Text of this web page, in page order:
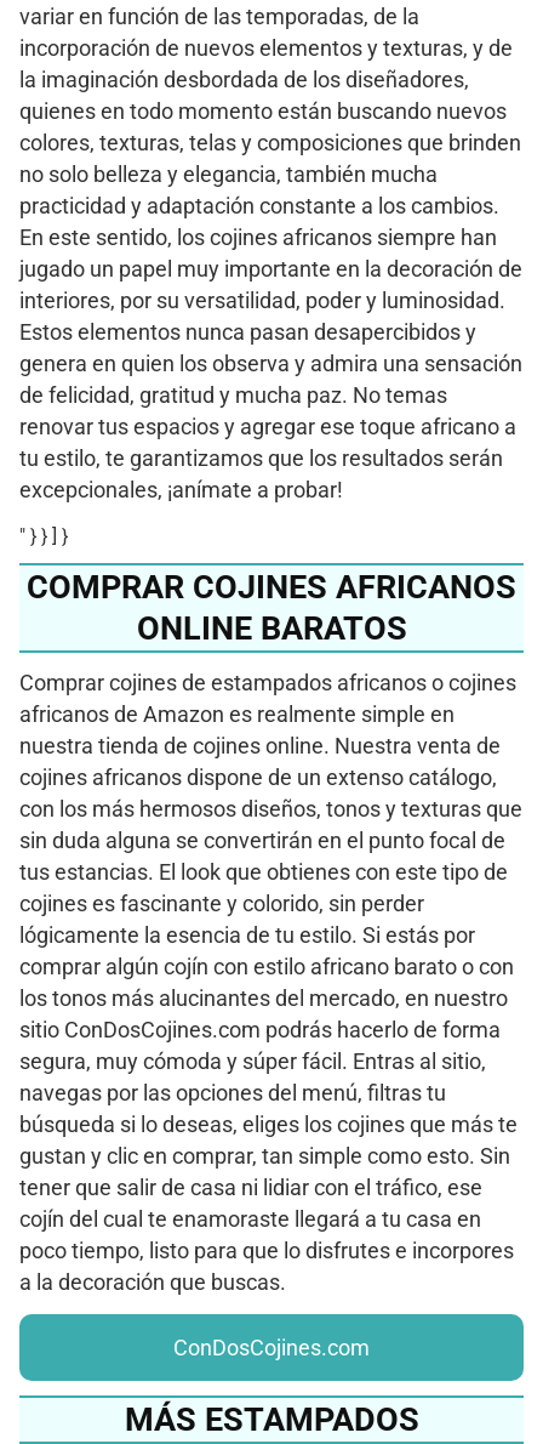
variar en función de las temporadas, de la
incorporación de nuevos elementos y texturas, y de
la imaginación desbordada de los diseñadores,
quienes en todo momento están buscando nuevos
colores, texturas, telas y composiciones que brinden
no solo belleza y elegancia, también mucha
practicidad y adaptación constante a los cambios.
En este sentido, los cojines africanos siempre han
jugado un papel muy importante en la decoración de
interiores, por su versatilidad, poder y luminosidad.
Estos elementos nunca pasan desapercibidos y
genera en quien los observa y admira una sensación
de felicidad, gratitud y mucha paz. No temas
renovar tus espacios y agregar ese toque africano a
tu estilo, te garantizamos que los resultados serán
excepcionales, ¡anímate a probar!
" } } ] }
COMPRAR COJINES AFRICANOS
ONLINE BARATOS
Comprar cojines de estampados africanos o cojines
africanos de Amazon es realmente simple en
nuestra tienda de cojines online. Nuestra venta de
cojines africanos dispone de un extenso catálogo,
con los más hermosos diseños, tonos y texturas que
sin duda alguna se convertirán en el punto focal de
tus estancias. El look que obtienes con este tipo de
cojines es fascinante y colorido, sin perder
lógicamente la esencia de tu estilo. Si estás por
comprar algún cojín con estilo africano barato o con
los tonos más alucinantes del mercado, en nuestro
sitio ConDosCojines.com podrás hacerlo de forma
segura, muy cómoda y súper fácil. Entras al sitio,
navegas por las opciones del menú, filtras tu
búsqueda si lo deseas, eliges los cojines que más te
gustan y clic en comprar, tan simple como esto. Sin
tener que salir de casa ni lidiar con el tráfico, ese
cojín del cual te enamoraste llegará a tu casa en
poco tiempo, listo para que lo disfrutes e incorpores
a la decoración que buscas.
ConDosCojines.com
MÁS ESTAMPADOS